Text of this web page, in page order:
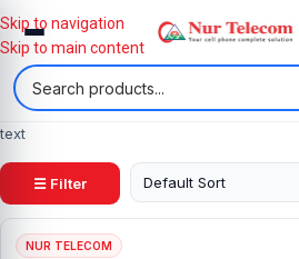
Skip to navigation
Skip to main content
text
☰ Filter
NUR TELECOM